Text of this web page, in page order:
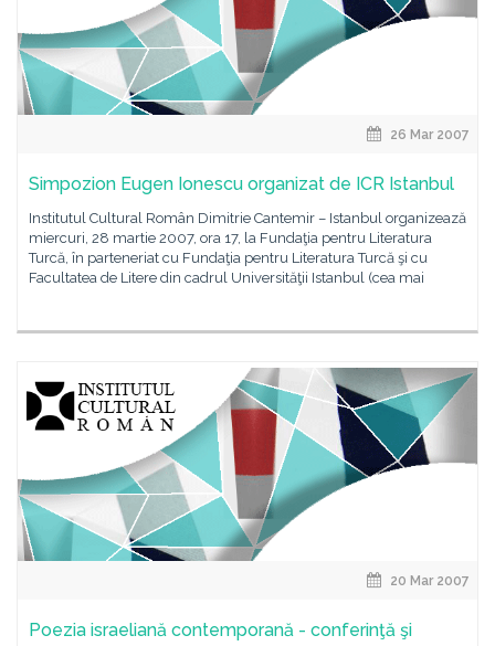
26 Mar 2007
Simpozion Eugen Ionescu organizat de ICR Istanbul
Institutul Cultural Român Dimitrie Cantemir – Istanbul organizează
miercuri, 28 martie 2007, ora 17, la Fundaţia pentru Literatura
Turcă, în parteneriat cu Fundaţia pentru Literatura Turcă şi cu
Facultatea de Litere din cadrul Universităţii Istanbul (cea mai
20 Mar 2007
Poezia israeliană contemporană - conferinţă şi